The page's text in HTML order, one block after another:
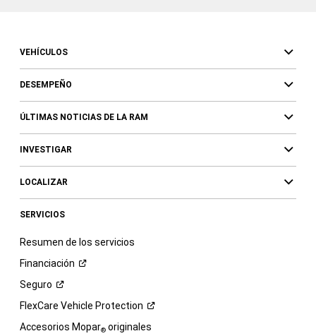
VEHÍCULOS
DESEMPEÑO
ÚLTIMAS NOTICIAS DE LA RAM
INVESTIGAR
LOCALIZAR
SERVICIOS
Resumen de los servicios
Financiación
Seguro
FlexCare Vehicle Protection
Accesorios Mopar®originales